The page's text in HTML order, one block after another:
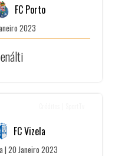
FC Porto
2023
FC Vizela
| 20 Janeiro 2023